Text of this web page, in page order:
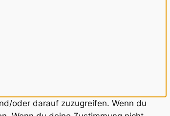
oder darauf zuzugreifen. Wenn du